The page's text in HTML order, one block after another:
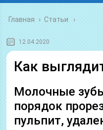
Главная › Статьи
12.04.2020
Как
Молочные
порядок
пульпит,